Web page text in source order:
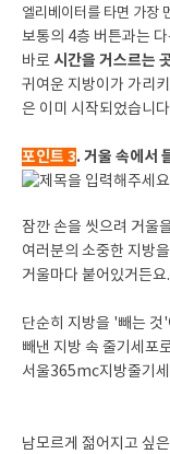
엘리베이터를 타면 가장
보통의 4층 버튼과는
바로 시간을 거스르는
귀여운 지방이가 가리
은 이미 시작되었습니
포인트 3. 거울 속에서
잠깐 손을 씻으려 거울
여러분의 소중한 지방
거울마다 붙어있거든요.
단순히 지방을 '빼는
빼낸 지방 속 줄기세포
서울365mc지방줄기
남모르게 젊어지고 싶